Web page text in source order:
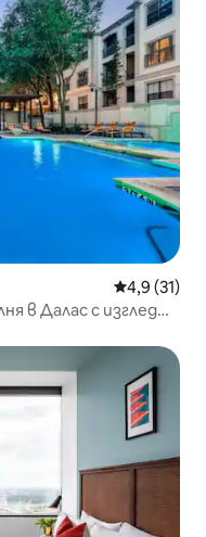
Средна
4,9 (31)
в Далас с изглед